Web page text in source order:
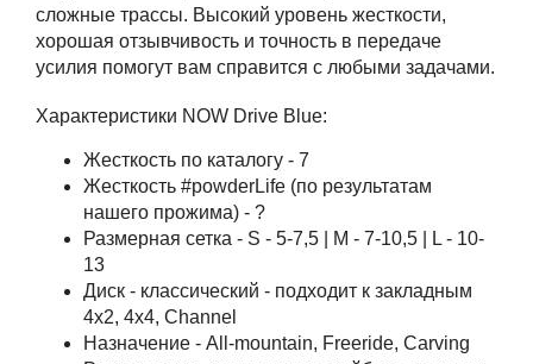
сложные трассы. Высокий уровень жесткости,
хорошая отзывчивость и точность в передаче
усилия помогут вам справится с любыми задачами.
Характеристики NOW Drive Blue:
Жесткость по каталогу - 7
Жесткость #powderLife (по результатам
нашего прожима) - ?
Размерная сетка - S - 5-7,5 | M - 7-10,5 | L - 10-
13
Диск - классический - подходит к закладным
4x2, 4x4, Channel
Назначение - All-mountain, Freeride, Carving